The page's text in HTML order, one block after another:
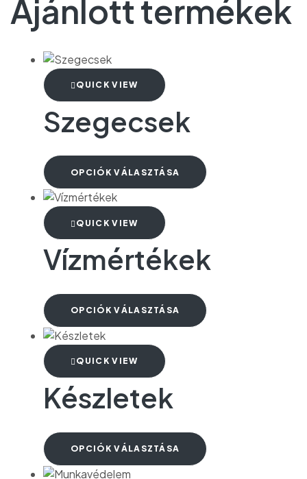
Ajánlott termékek
QUICK VIEW
Szegecsek
OPCIÓK VÁLASZTÁSA
QUICK VIEW
Vízmértékek
OPCIÓK VÁLASZTÁSA
QUICK VIEW
Készletek
OPCIÓK VÁLASZTÁSA